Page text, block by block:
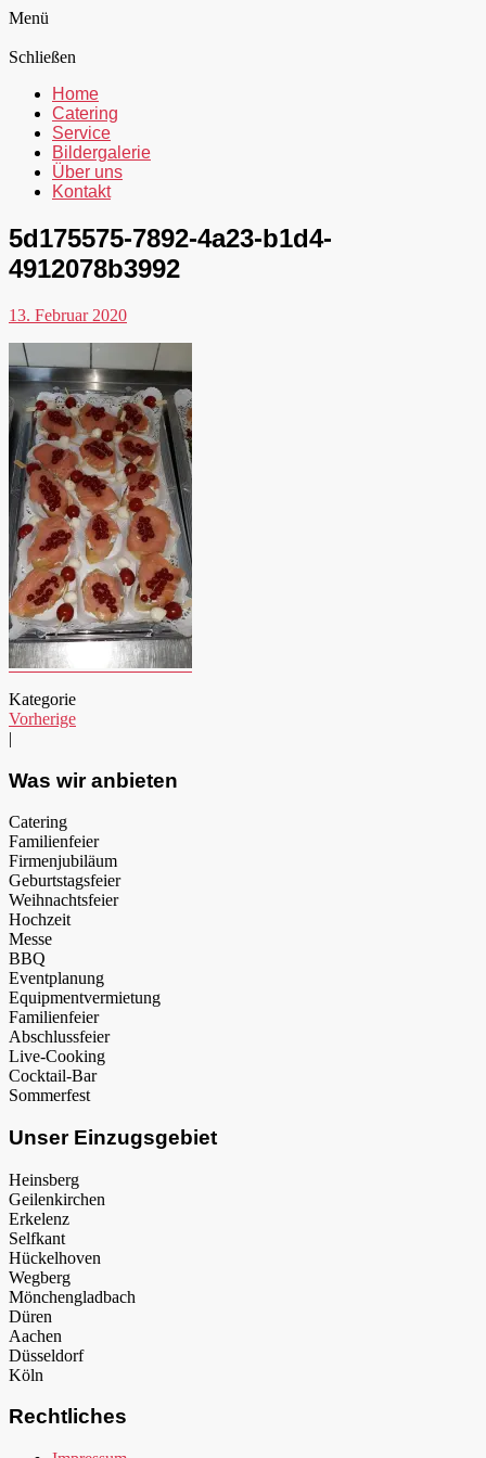
Menü
Schließen
Home
Catering
Service
Bildergalerie
Über uns
Kontakt
5d175575-7892-4a23-b1d4-
4912078b3992
13. Februar 2020
Kategorie
Vorherige
|
Was wir anbieten
Catering
Familienfeier
Firmenjubiläum
Geburtstagsfeier
Weihnachtsfeier
Hochzeit
Messe
BBQ
Eventplanung
Equipmentvermietung
Familienfeier
Abschlussfeier
Live-Cooking
Cocktail-Bar
Sommerfest
Unser Einzugsgebiet
Heinsberg
Geilenkirchen
Erkelenz
Selfkant
Hückelhoven
Wegberg
Mönchengladbach
Düren
Aachen
Düsseldorf
Köln
Rechtliches